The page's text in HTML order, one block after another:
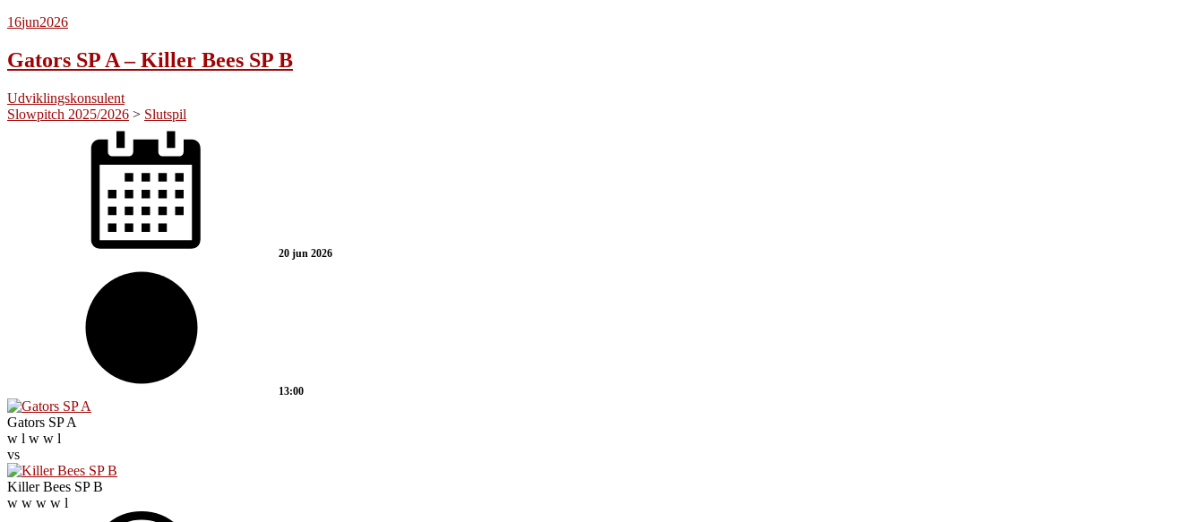
16jun2026
Gators SP A – Killer Bees SP B
Udviklingskonsulent
Slowpitch 2025/2026 > Slutspil
20 jun 2026
13:00
Gators SP A
w l w w l
vs
Killer Bees SP B
w w w w l